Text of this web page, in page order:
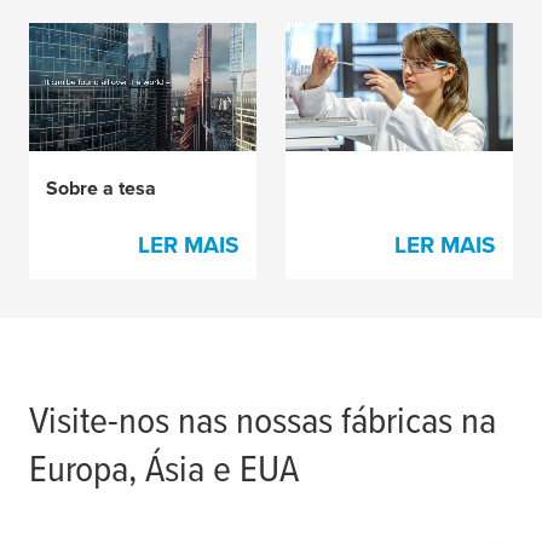
Sobre a tesa
LER MAIS
Desenvolvimento de
produtos e tecnologia
LER MAIS
Visite-nos nas nossas fábricas na
Europa, Ásia e EUA